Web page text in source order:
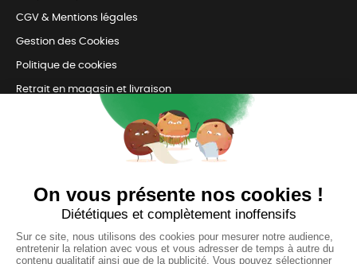
CGV & Mentions légales
Gestion des Cookies
Politique de cookies
Retrait en magasin et livraison
Nous sommes connectés
pour répondre à tous vos besoins
SUIVEZ-NOUS